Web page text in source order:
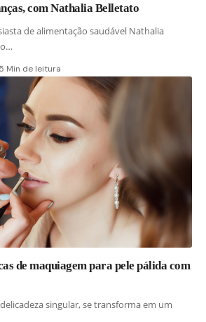
com Nathalia Belletato
de alimentação saudável Nathalia
5 Min de leitura
de maquiagem para pele pálida com
singular, se transforma em um